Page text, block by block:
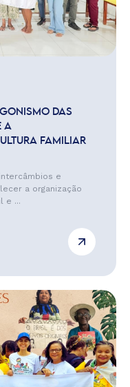
DAS
A
FAMILIAR
e
a organização
e ...